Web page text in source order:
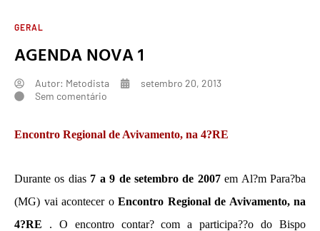
GERAL
AGENDA NOVA 1
Autor: Metodista
setembro 20, 2013
Sem comentário
Encontro Regional de Avivamento, na 4?RE
Durante os dias 7 a 9 de setembro de 2007em Al?m Para?ba
(MG) vai acontecer o Encontro Regional de Avivamento, na
4?RE . O encontro contar? com a participa??o do Bispo